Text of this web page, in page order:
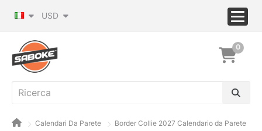
USD
0
Calendari Da Parete Border Collie 2027 Calendario da Parete